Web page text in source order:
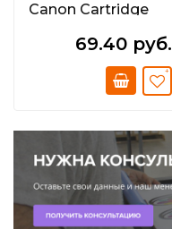
Canon Cartridge
69.40 руб.